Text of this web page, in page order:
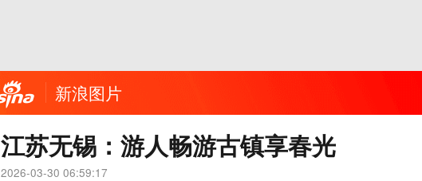
新浪图片
江苏无锡：游人畅游古镇享春光
2026-03-30 06:59:17